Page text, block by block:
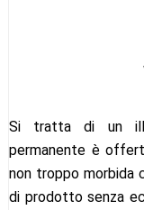
Si tratta di un
permanente è
non troppo morbida
di prodotto senza